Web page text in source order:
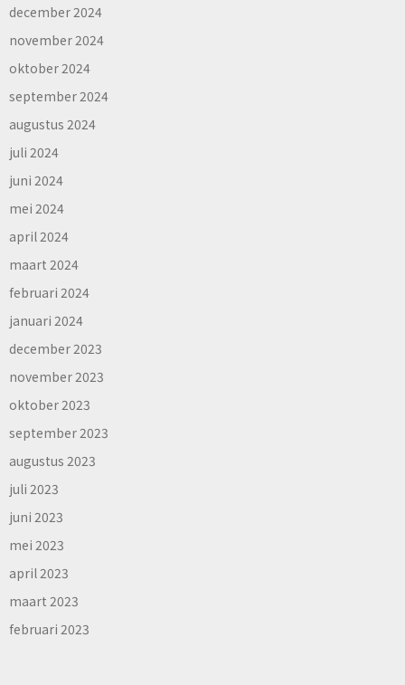
december 2024
november 2024
oktober 2024
september 2024
augustus 2024
juli 2024
juni 2024
mei 2024
april 2024
maart 2024
februari 2024
januari 2024
december 2023
november 2023
oktober 2023
september 2023
augustus 2023
juli 2023
juni 2023
mei 2023
april 2023
maart 2023
februari 2023